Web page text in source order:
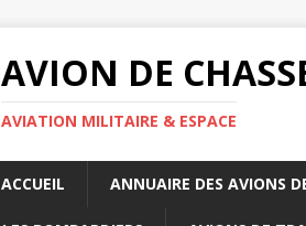
AVION DE
AVIATION MILITAIRE & ESPACE
ACCUEIL ANNUAIRE DES AVIONS